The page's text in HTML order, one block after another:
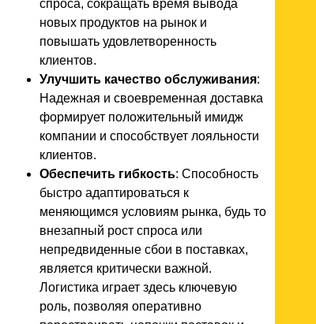
спроса, сокращать время вывода
новых продуктов на рынок и
повышать удовлетворенность
клиентов.
Улучшить качество обслуживания:
Надежная и своевременная доставка
формирует положительный имидж
компании и способствует лояльности
клиентов.
Обеспечить гибкость: Способность
быстро адаптироваться к
меняющимся условиям рынка, будь то
внезапный рост спроса или
непредвиденные сбои в поставках,
является критически важной.
Логистика играет здесь ключевую
роль, позволяя оперативно